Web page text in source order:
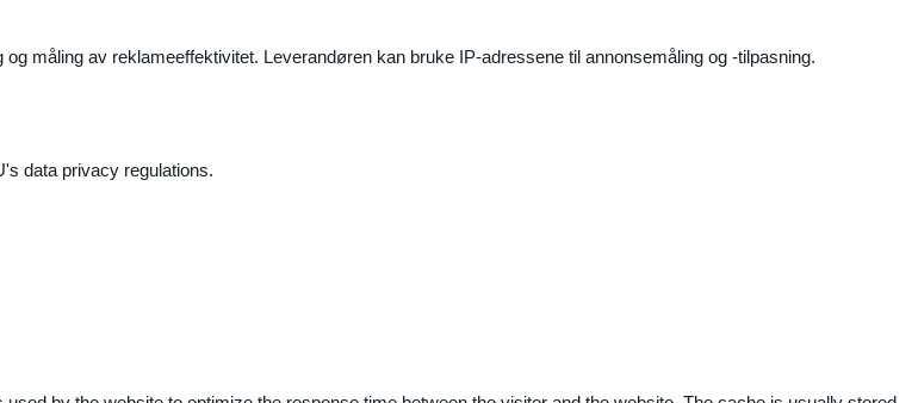
måling av reklameeffektivitet. Leverandøren kan bruke IP-adressene til annonsemåling og -tilpasning.
data privacy regulations.